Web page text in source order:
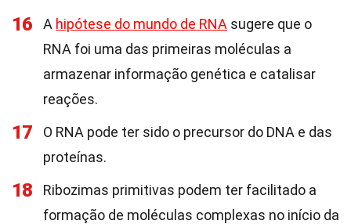
16 A hipótese do mundo de RNA sugere que o
RNA foi uma das primeiras moléculas a
armazenar informação genética e catalisar
reações.
17
O RNA pode ter sido o precursor do DNA e das
proteínas.
18
Ribozimas primitivas podem ter facilitado a
formação de moléculas complexas no início da